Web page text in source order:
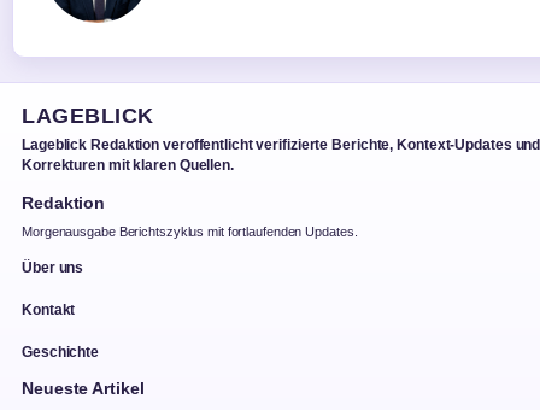
LAGEBLICK
Lageblick Redaktion veroffentlicht verifizierte Berichte, Kontext-Updates und
Korrekturen mit klaren Quellen.
Redaktion
Morgenausgabe Berichtszyklus mit fortlaufenden Updates.
Über uns
Kontakt
Geschichte
Neueste Artikel